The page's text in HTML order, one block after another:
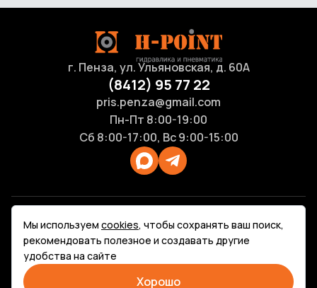
г. Пенза, ул. Ульяновская, д. 60А
(8412) 95 77 22
pris.penza@gmail.com
Пн-Пт 8:00-19:00
Сб 8:00-17:00, Вс 9:00-15:00
Карта сайта
Продукция
Каталоги
Услуги
Мы используем cookies, чтобы сохранять ваш поиск,
рекомендовать полезное и создавать другие
удобства на сайте
Хорошо